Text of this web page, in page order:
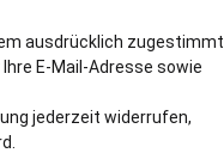
ausdrücklich zugestimmt
E-Mail-Adresse sowie
jederzeit widerrufen,